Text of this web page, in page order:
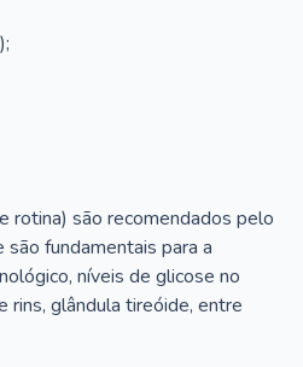
rotina) são recomendados pelo
fundamentais para a
níveis de glicose no
rins, glândula tireóide, entre